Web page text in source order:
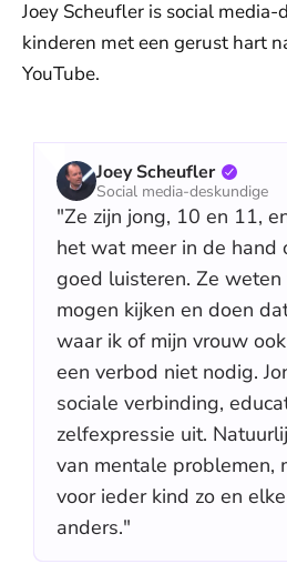
Joey Scheufler is social
kinderen met een gerust hart
YouTube.
Joey Scheufler
Social media-deskundige
"Ze zijn jong, 10 en 11,
het wat meer in de hand
goed luisteren. Ze
mogen kijken en doen
waar ik of mijn vrouw
een verbod niet nodig.
sociale verbinding,
zelfexpressie uit.
van mentale problemen,
voor ieder kind zo en
anders."